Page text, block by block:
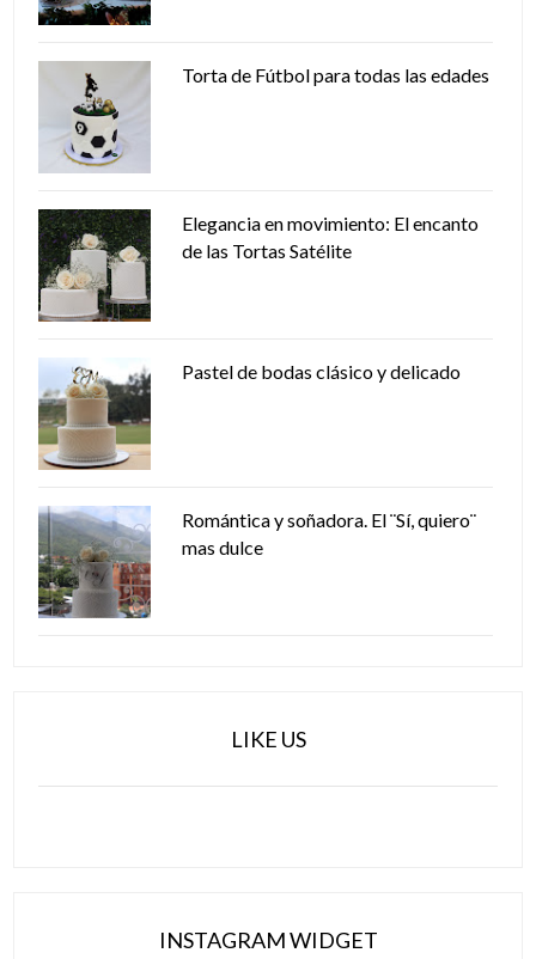
Torta de Fútbol para todas las edades
Elegancia en movimiento: El encanto
de las Tortas Satélite
Pastel de bodas clásico y delicado
Romántica y soñadora. El ¨Sí, quiero¨
mas dulce
LIKE US
INSTAGRAM WIDGET